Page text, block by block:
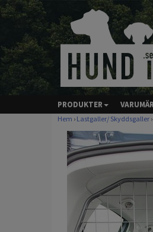
PRODUKTER
Hem › Lastgaller/ Skyddsgaller